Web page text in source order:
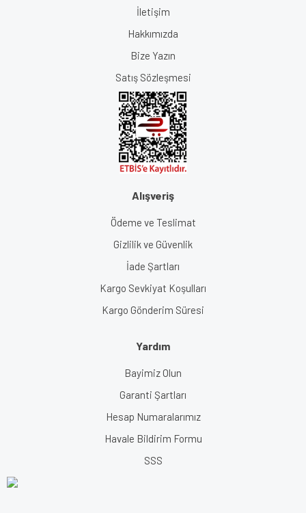
İletişim
Hakkımızda
Bize Yazın
Satış Sözleşmesi
Alışveriş
Ödeme ve Teslimat
Gizlilik ve Güvenlik
İade Şartları
Kargo Sevkiyat Koşulları
Kargo Gönderim Süresi
Yardım
Bayimiz Olun
Garanti Şartları
Hesap Numaralarımız
Havale Bildirim Formu
SSS